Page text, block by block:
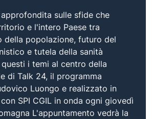
sulle sfide che
e l'intero Paese tra
della popolazione, futuro del
e tutela della sanità
i temi al centro della
di Talk 24, il programma
Luongo e realizzato in
SPI CGIL in onda ogni giovedì
L'appuntamento vedrà la